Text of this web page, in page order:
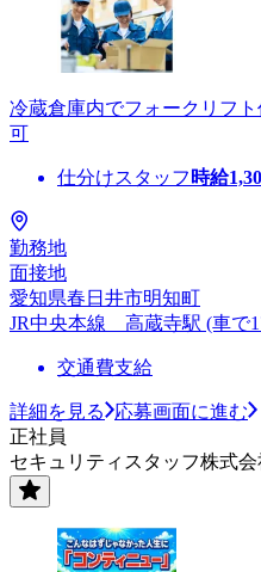
冷蔵倉庫内でフォークリフ
可
仕分けスタッフ 時給
勤務地
面接地
愛知県春日井市明知町
JR中央本線 高蔵寺駅 (車で
交通費支給
詳細を見る
応募画面に進む
正社員
セキュリティスタッフ株式